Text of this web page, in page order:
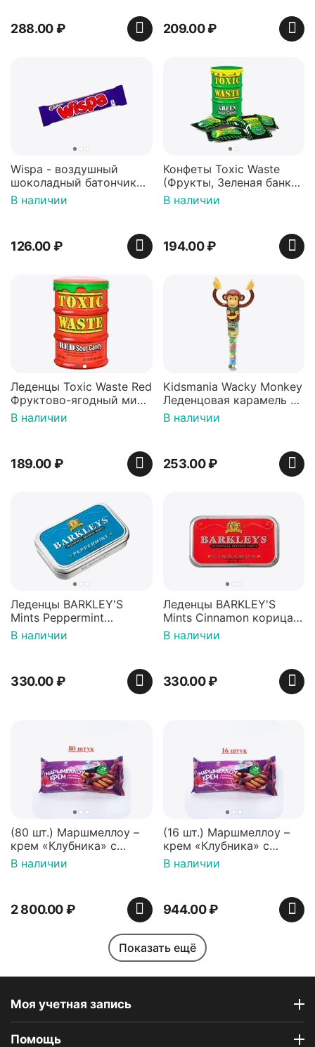
288.00₽ 209.00₽
Wispa - воздушный
шоколадный батончик
36 гр
В наличии
126.00₽
Конфеты Toxic Waste
(Фрукты, Зеленая банка,
42 гр).
В наличии
194.00₽
Леденцы Toxic Waste Red
Фруктово-ягодный микс
Красная банка 42 г,
Пакистан
В наличии
189.00₽
Kidsmania Wacky Monkey
Леденцовая карамель с
игрушкой Ваки Манки
12г, Китай
В наличии
253.00₽
Леденцы BARKLEY'S
Mints Peppermint
перечная мята 50г,
Нидерланды
В наличии
330.00₽
Леденцы BARKLEY'S
Mints Cinnamon корица
50г, Нидерланды
В наличии
330.00₽
(80 шт.) Маршмеллоу –
крем «Клубника» с
палочками (ТМ
«Зефирный Лео»)
В наличии
2 800.00₽
(16 шт.) Маршмеллоу –
крем «Клубника» с
палочками (ТМ
«Зефирный Лео»)
В наличии
944.00₽
Показать ещё
Моя учетная запись
Помощь